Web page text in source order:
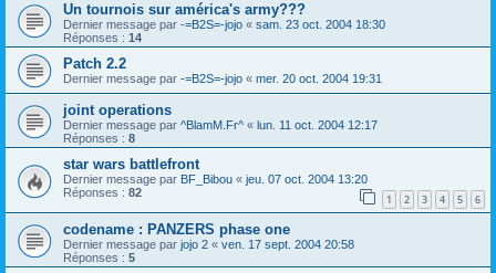
Un tournois sur américa's army???
Dernier message par -=B2S=-jojo « sam. 23 oct. 2004 18:30
Réponses : 14
Patch 2.2
Dernier message par -=B2S=-jojo « mer. 20 oct. 2004 19:31
joint operations
Dernier message par ^BlamM.Fr^ « lun. 11 oct. 2004 12:17
Réponses : 8
star wars battlefront
Dernier message par BF_Bibou « jeu. 07 oct. 2004 13:20
Réponses : 82 1 2 3 4 5 6
codename : PANZERS phase one
Dernier message par jojo 2 « ven. 17 sept. 2004 20:58
Réponses : 5